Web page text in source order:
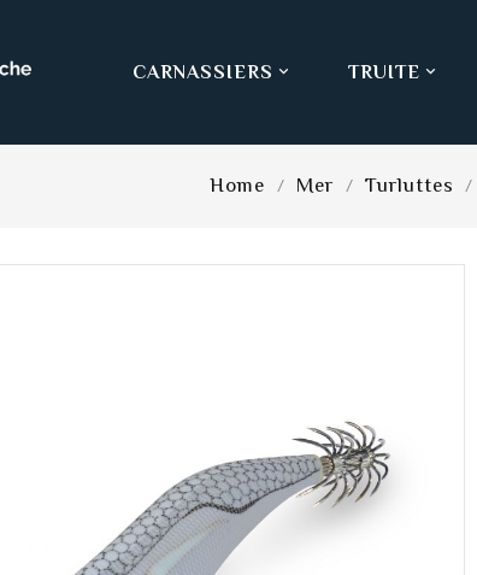

CARNASSIERS 
TRUITE
Home Mer Turluttes